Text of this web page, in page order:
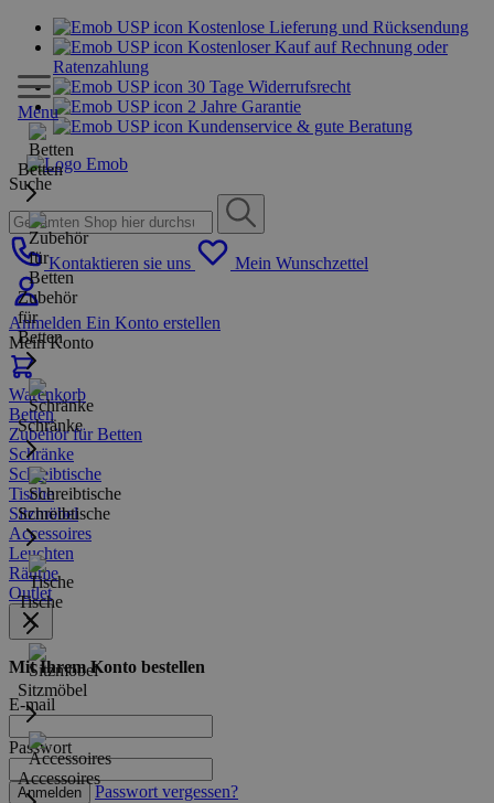
Kostenlose Lieferung und Rücksendung
Kostenloser Kauf auf Rechnung oder
Ratenzahlung
30 Tage Widerrufsrecht
2 Jahre Garantie
Kundenservice & gute Beratung
Suche
Kontaktieren sie uns Mein Wunschzettel
Anmelden Ein Konto erstellen
Mein Konto
Warenkorb
Menu
Betten
Zubehör
für
Betten
Schränke
Schreibtische
Tische
Sitzmöbel
Accessoires
Betten
Zubehör für Betten
Schränke
Schreibtische
Tische
Sitzmöbel
Accessoires
Leuchten
Räume
Outlet
Mit Ihrem Konto bestellen
E-mail
Passwort
Anmelden Passwort vergessen?